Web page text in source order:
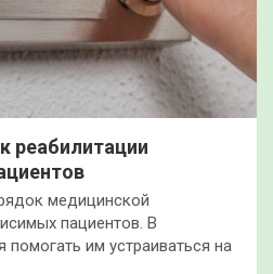
реабилитации
медицинской
пациентов. В
помогать им устраиваться на